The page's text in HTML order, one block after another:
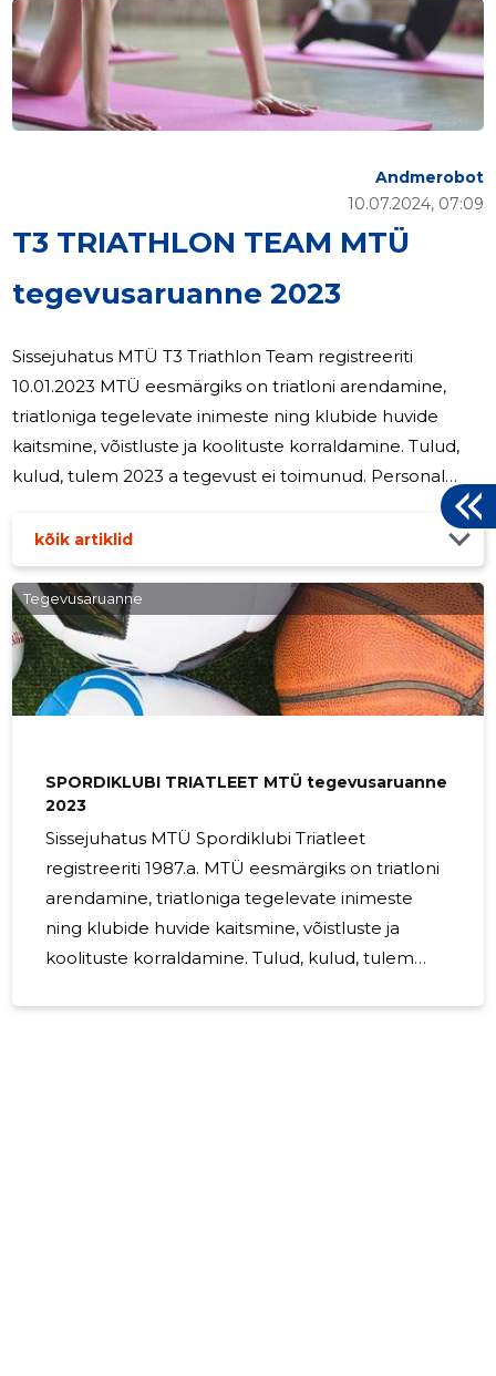
T3 TRIATHLON TEAM MTÜ
tegevusaruanne 2023
10.07.2024, 07:09
Andmerobot
Sissejuhatus MTÜ T3 Triathlon Team registreeriti
10.01.2023 MTÜ eesmärgiks on triatloni arendamine,
triatloniga tegelevate inimeste ning klubide huvide
kaitsmine, võistluste ja koolituste korraldamine. Tulud,
kulud, tulem 2023 a tegevust ei toimunud. Personal
MTÜ-l palgalisi töötajaid 2023 aastal ei olnud, peamiseks
tööjõuressursiks on juhatuse liikmed. Juhatus koosneb 5
liikmest, juhatuse liikmetele juhatuse liikme tasu 2023
aastal ei makstud. Eesmärgid järgmiseks
majandusaastaks 2024. aastal planeerime arendada
sportimist Eestis. Margus Tamm juhatuse liige
kõik artiklid
Tegevusaruanne
SPORDIKLUBI TRIATLEET MTÜ tegevusaruanne
2023
Sissejuhatus MTÜ Spordiklubi Triatleet
registreeriti 1987.a. MTÜ eesmärgiks on triatloni
arendamine, triatloniga tegelevate inimeste
ning klubide huvide kaitsmine, võistluste ja
koolituste korraldamine. Tulud, kulud, tulem